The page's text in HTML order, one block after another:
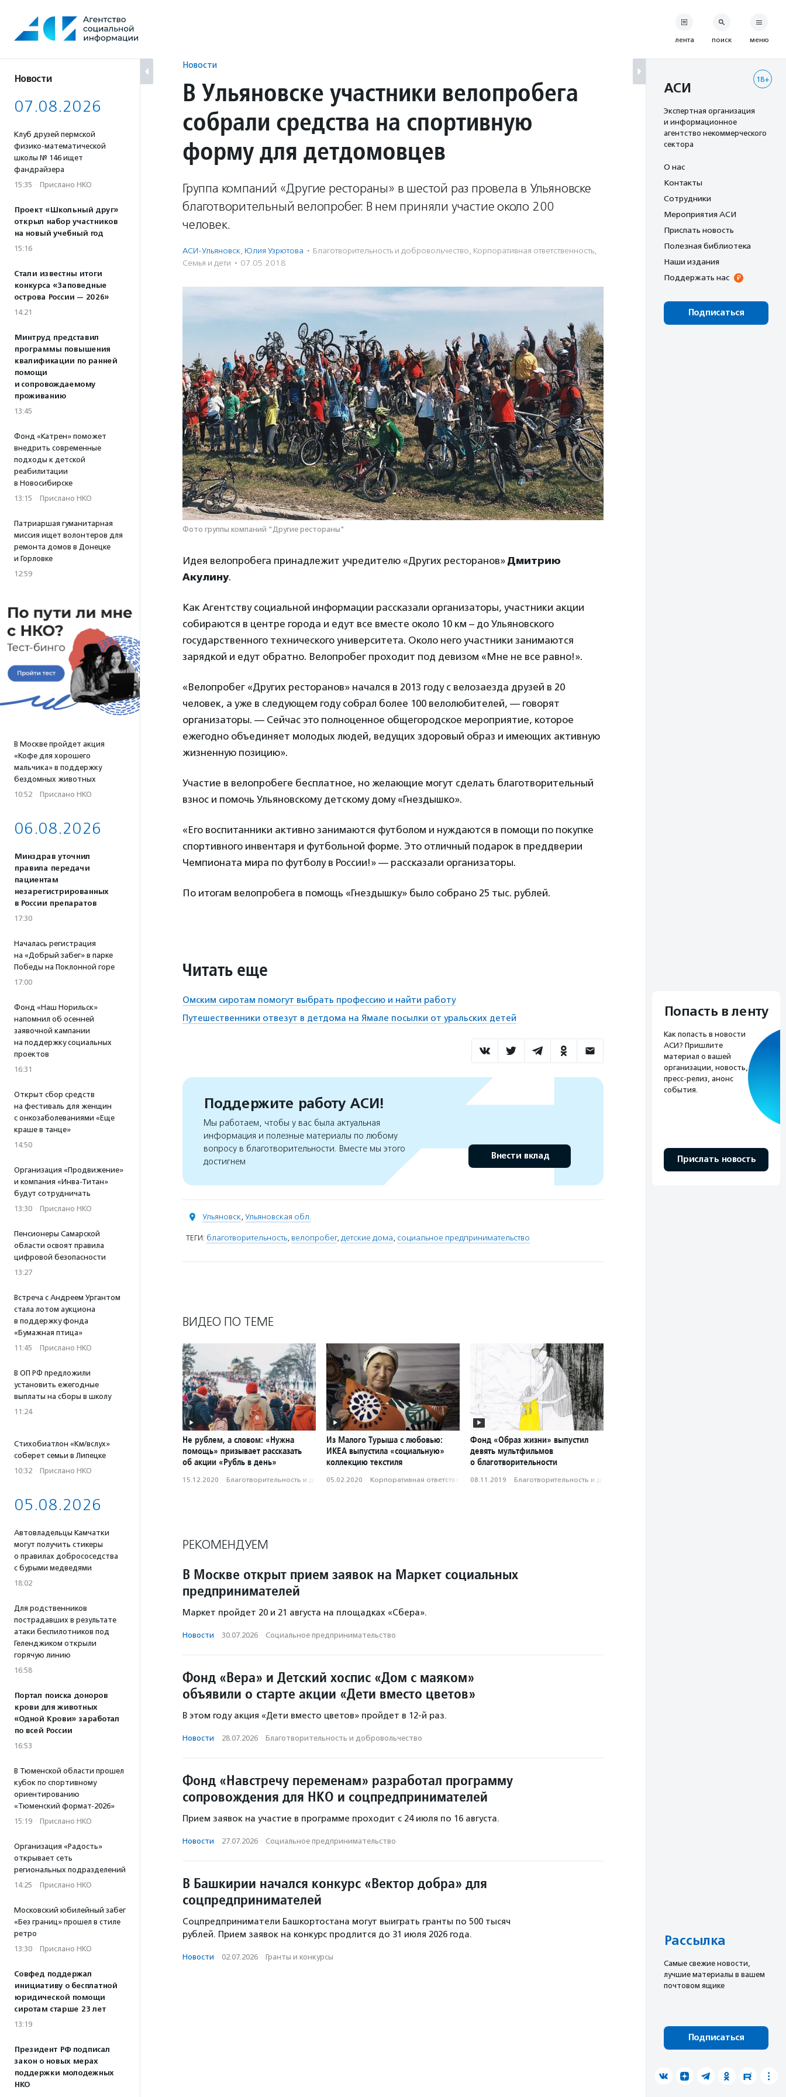
содержанию
Новости
07.08.2026
Клуб друзей пермской
физико-математической
школы № 146 ищет
фандрайзера
15:35 · Прислано НКО
Проект «Школьный друг»
открыл набор участников
на новый учебный год
15:16
Стали известны итоги
конкурса «Заповедные
острова России — 2026»
14:21
Минтруд представил
программы повышения
квалификации по ранней
помощи
и сопровождаемому
проживанию
13:45
Фонд «Катрен» поможет
внедрить современные
подходы к детской
реабилитации
в Новосибирске
13:15 · Прислано НКО
Патриаршая гуманитарная
миссия ищет волонтеров для
ремонта домов в Донецке
и Горловке
12:59
В Москве пройдет акция
«Кофе для хорошего
мальчика» в поддержку
бездомных животных
10:52 · Прислано НКО
06.08.2026
Минздрав уточнил
правила передачи
пациентам
незарегистрированных
в России препаратов
17:30
Началась регистрация
на «Добрый забег» в парке
Победы на Поклонной горе
17:00
Фонд «Наш Норильск»
напомнил об осенней
заявочной кампании
на поддержку социальных
проектов
16:31
Открыт сбор средств
на фестиваль для женщин
с онкозаболеваниями «Еще
краше в танце»
14:50
Организация «Продвижение»
и компания «Инва-Титан»
будут сотрудничать
13:30 · Прислано НКО
Пенсионеры Самарской
области освоят правила
цифровой безопасности
13:27
Встреча с Андреем Ургантом
стала лотом аукциона
в поддержку фонда
«Бумажная птица»
11:45 · Прислано НКО
В ОП РФ предложили
установить ежегодные
выплаты на сборы в школу
11:24
Стихобиатлон «Км/вслух»
соберет семьи в Липецке
10:32 · Прислано НКО
05.08.2026
Автовладельцы Камчатки
могут получить стикеры
о правилах добрососедства
с бурыми медведями
18:02
Для родственников
пострадавших в результате
атаки беспилотников под
Геленджиком открыли
горячую линию
16:58
Портал поиска доноров
крови для животных
«Одной Крови» заработал
по всей России
16:53
В Тюменской области прошел
кубок по спортивному
ориентированию
«Тюменский формат-2026»
15:19 · Прислано НКО
Организация «Радость»
открывает сеть
региональных подразделений
14:25 · Прислано НКО
Московский юбилейный забег
«Без границ» прошел в стиле
ретро
13:30 · Прислано НКО
Совфед поддержал
инициативу о бесплатной
юридической помощи
сиротам старше 23 лет
13:19
Президент РФ подписал
закон о новых мерах
поддержки молодежных
НКО
Новости
В Ульяновске участники велопробега
собрали средства на спортивную
форму для детдомовцев
Группа компаний «Другие рестораны» в шестой раз провела в Ульяновске
благотворительный велопробег. В нем приняли участие около 200
человек.
АСИ-Ульяновск, Юлия Узрютова · Благотвори­тель­ность и доброволь­чест­во, Корпоративная ответственность,
Семья и дети · 07.05.2018
Фото группы компаний "Другие рестораны"
Идея велопробега принадлежит учредителю «Других ресторанов» Дмитрию
Акулину.
Как Агентству социальной информации рассказали организаторы, участники акции
собираются в центре города и едут все вместе около 10 км – до Ульяновского
государственного технического университета. Около него участники занимаются
зарядкой и едут обратно. Велопробег проходит под девизом «Мне не все равно!».
«Велопробег «Других ресторанов» начался в 2013 году с велозаезда друзей в 20
человек, а уже в следующем году собрал более 100 велолюбителей, — говорят
организаторы. — Сейчас это полноценное общегородское мероприятие, которое
ежегодно объединяет молодых людей, ведущих здоровый образ и имеющих активную
жизненную позицию».
Участие в велопробеге бесплатное, но желающие могут сделать благотворительный
взнос и помочь Ульяновскому детскому дому «Гнездышко».
«Его воспитанники активно занимаются футболом и нуждаются в помощи по покупке
спортивного инвентаря и футбольной форме. Это отличный подарок в преддверии
Чемпионата мира по футболу в России!» — рассказали организаторы.
По итогам велопробега в помощь «Гнездышку» было собрано 25 тыс. рублей.
Читать еще
Омским сиротам помогут выбрать профессию и найти работу
Путешественники отвезут в детдома на Ямале посылки от уральских детей
Поддержите работу АСИ!
Мы работаем, чтобы у вас была актуальная
информация и полезные материалы по любому
вопросу в благотворительности. Вместе мы этого
достигнем
Внести вклад
Ульяновск, Ульяновская обл.
ТЕГИ: благотворительность, велопробег, детские дома, социальное предпринимательство
ВИДЕО ПО ТЕМЕ
Не рублем, а словом: «Нужна
помощь» призывает рассказать
об акции «Рубль в день»
15.12.2020 · Благотвори­тель­ность и доброволь­чест­во
Из Малого Турыша с любовью:
ИКЕА выпустила «социальную»
коллекцию текстиля
05.02.2020 · Корпоративная ответственность
Фонд «Образ жизни» выпустил
девять мультфильмов
о благотворительности
08.11.2019 · Благотвори­тель­ность и доброволь­чест­во
РЕКОМЕНДУЕМ
В Москве открыт прием заявок на Маркет социальных
предпринимателей
Маркет пройдет 20 и 21 августа на площадках «Сбера».
Новости · 30.07.2026 · Социальное предпри­нима­тель­ство
Фонд «Вера» и Детский хоспис «Дом с маяком»
объявили о старте акции «Дети вместо цветов»
В этом году акция «Дети вместо цветов» пройдет в 12-й раз.
Новости · 28.07.2026 · Благотвори­тель­ность и доброволь­чест­во
Фонд «Навстречу переменам» разработал программу
сопровождения для НКО и соцпредпринимателей
Прием заявок на участие в программе проходит с 24 июля по 16 августа.
Новости · 27.07.2026 · Социальное предпри­нима­тель­ство
В Башкирии начался конкурс «Вектор добра» для
соцпредпринимателей
Соцпредприниматели Башкортостана могут выиграть гранты по 500 тысяч
рублей. Прием заявок на конкурс продлится до 31 июля 2026 года.
Новости · 02.07.2026 · Гранты и конкурсы
лента поиск меню
18+
АСИ
Экспертная организация
и информационное
агентство некоммерческого
сектора
О нас
Контакты
Сотрудники
Мероприятия АСИ
Прислать новость
Полезная библиотека
Наши издания
Поддержать нас
Подписаться
Попасть в ленту
Как попасть в новости
АСИ? Пришлите
материал о вашей
организации, новость,
пресс-релиз, анонс
события.
Прислать новость
Рассылка
Cамые свежие новости,
лучшие материалы в вашем
почтовом ящике
Подписаться